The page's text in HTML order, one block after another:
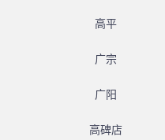
高平
广宗
广阳
高碑店